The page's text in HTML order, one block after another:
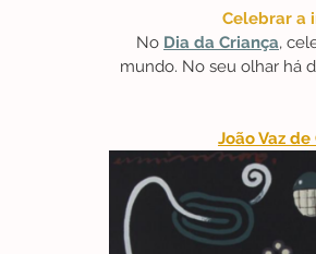
Celebrar a
No Dia da Criança,
mundo. No seu olhar há
João Vaz